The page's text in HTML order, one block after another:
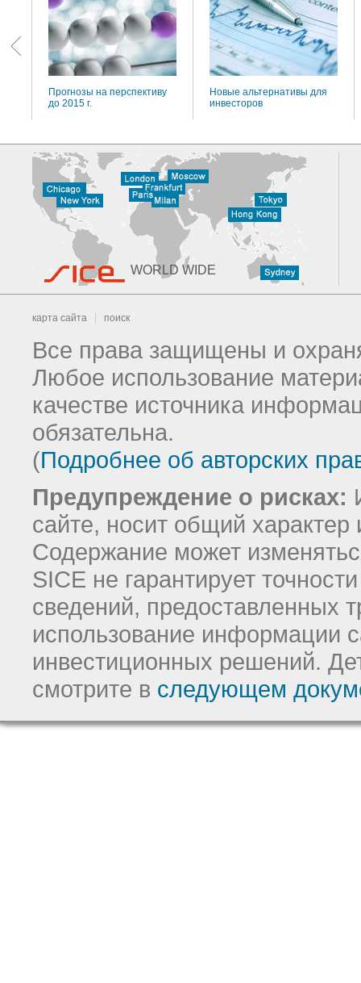
Прогнозы на перспективу
до 2015 г.
Новые альтернативы для
инвесторов
WORLD WIDE
карта сайта поиск
Все права защищены и
Любое использование
качестве источника
обязательна.
(Подробнее об авторских
Предупреждение о рисках:
сайте, носит общий
Содержание может
SICE не гарантирует
сведений, предоставленных
использование информации
инвестиционных решений.
смотрите в следующем